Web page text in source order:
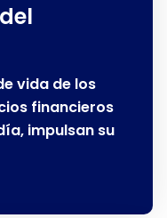
vida de los
financieros
impulsan su